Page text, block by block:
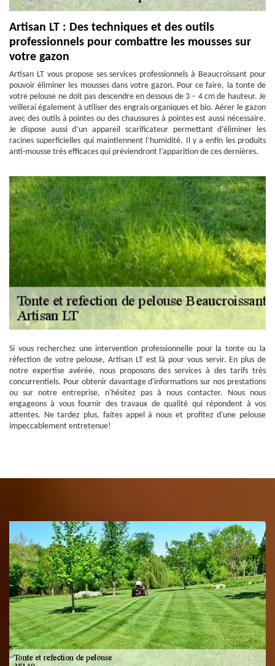
Artisan LT : Des techniques et des outils
professionnels pour combattre les mousses sur
votre gazon
Artisan LT vous propose ses services professionnels à Beaucroissant pour
pouvoir éliminer les mousses dans votre gazon. Pour ce faire, la tonte de
votre pelouse ne doit pas descendre en dessous de 3 – 4 cm de hauteur. Je
veillerai également à utiliser des engrais organiques et bio. Aérer le gazon
avec des outils à pointes ou des chaussures à pointes est aussi nécessaire.
Je dispose aussi d’un appareil scarificateur permettant d’éliminer les
racines superficielles qui maintiennent l’humidité. Il y a enfin les produits
anti-mousse très efficaces qui préviendront l’apparition de ces dernières.
Si vous recherchez une intervention professionnelle pour la tonte ou la
réfection de votre pelouse, Artisan LT est là pour vous servir. En plus de
notre expertise avérée, nous proposons des services à des tarifs très
concurrentiels. Pour obtenir davantage d'informations sur nos prestations
ou sur notre entreprise, n'hésitez pas à nous contacter. Nous nous
engageons à vous fournir des travaux de qualité qui répondent à vos
attentes. Ne tardez plus, faites appel à nous et profitez d'une pelouse
impeccablement entretenue!